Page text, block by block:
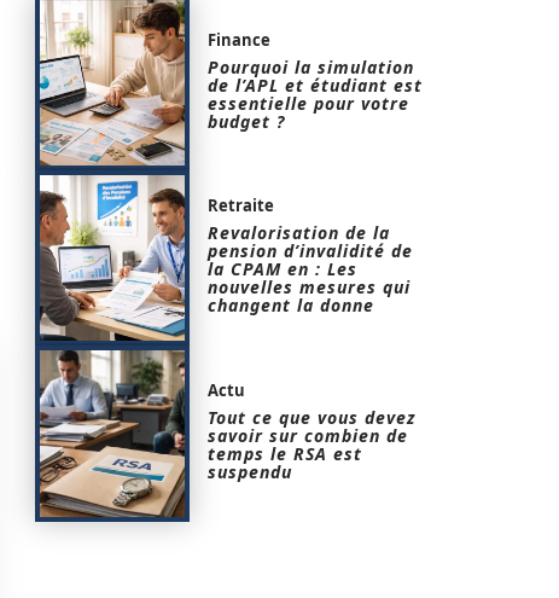
Finance
Pourquoi la simulation
de l’APL et étudiant est
essentielle pour votre
budget ?
Retraite
Revalorisation de la
pension d’invalidité de
la CPAM en : Les
nouvelles mesures qui
changent la donne
Actu
Tout ce que vous devez
savoir sur combien de
temps le RSA est
suspendu